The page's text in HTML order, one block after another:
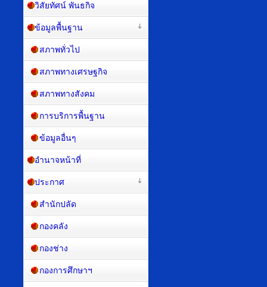
วิสัยทัศน์ พันธกิจ
ข้อมูลพื้นฐาน
สภาพทั่วไป
สภาพทางเศรษฐกิจ
สภาพทางสังคม
การบริการพื้นฐาน
ข้อมูลอื่นๆ
อำนาจหน้าที่
ประกาศ
สำนักปลัด
กองคลัง
กองช่าง
กองการศึกษาฯ